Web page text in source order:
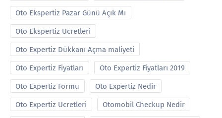
Oto Ekspertiz Pazar Günü Açık Mı
Oto Ekspertiz Ucretleri
Oto Expertiz Dükkanı Açma maliyeti
Oto Expertiz Fiyatları Oto Expertiz Fiyatları 2019
Oto Expertiz Formu Oto Expertiz Nedir
Oto Expertiz Ucretleri Otomobil Checkup Nedir